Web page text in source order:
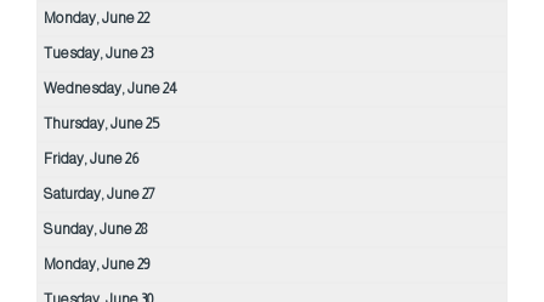
Monday,June22
Tuesday,June23
Wednesday,June24
Thursday,June25
Friday,June26
Saturday,June27
Sunday,June28
Monday,June29